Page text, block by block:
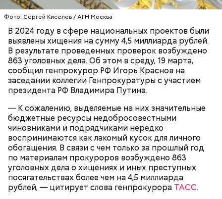
Фото: Сергей Киселев / АГН Москва
В 2024 году в сфере национальных проектов были
выявлены хищения на сумму 4,5 миллиарда рублей.
В результате проведенных проверок возбуждено
863 уголовных дела. Об этом в среду, 19 марта,
сообщил генпрокурор РФ Игорь Краснов на
заседании коллегии Генпрокуратуры с участием
президента РФ Владимира Путина.
— К сожалению, выделяемые на них значительные
бюджетные ресурсы недобросовестными
чиновниками и подрядчиками нередко
воспринимаются как лакомый кусок для личного
обогащения. В связи с чем только за прошлый год
по материалам прокуроров возбуждено 863
уголовных дела о хищениях и иных преступных
посягательствах более чем на 4,5 миллиарда
рублей, — цитирует слова генпрокурора ТАСС.
Спагетти из кабачков
— В дыне содержится много сахара, который
представлен фруктозой. С одной стороны — это
хорошо, потому что дает энергию. Но важно
помнить, что сладкими дынями не нужно сильно
увлекаться, так же как и арбузами, людям с
сахарным диабетом и лишним весом, —
подчеркнула доктор.
Терапевт Кондрахин назвал
продукты и напитки, которые
Чистит сосуды и защищает от
рака: чем полезен кресс-салат